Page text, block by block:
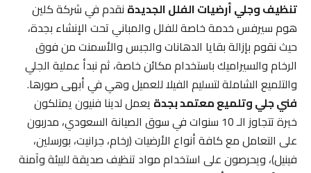
تنظيف وجلي أرضيات الفلل الجديدةنقدم في شركة كلين
هوم سيرفس خدمة خاصة للفلل والمباني تحت الإنشاء بجدة،
حيث نقوم بإزالة بقايا الدهانات والجبس والأسمنت من فوق
الرخام والسيراميك باستخدام مكائن خاصة، ثم نبدأ عملية الجلي
والتلميع الشاملة لتسليم الفيلا للعميل وهي في أبهى صورها.
فني جلي وتلميع معتمد بجدةيعمل لدينا فنيون يمتلكون
خبرة تتجاوز الـ 10 سنوات في سوق الصيانة السعودي، مدربون
على التعامل مع كافة أنواع الأرضيات (رخام، جرانيت، بورسلين،
فينيل)، ويحرصون على استخدام مواد تنظيف صديقة للبيئة وآمنة